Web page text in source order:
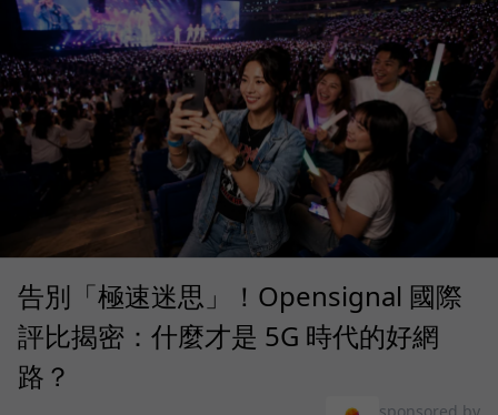
告別「極速迷思」！Opensignal 國際
評比揭密：什麼才是 5G 時代的好網
路？